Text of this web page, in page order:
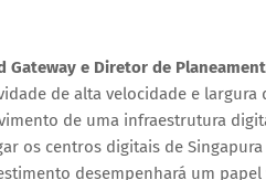
e Diretor de
de alta velocidade e largura
de uma infraestrutura
os centros digitais de
desempenhará um